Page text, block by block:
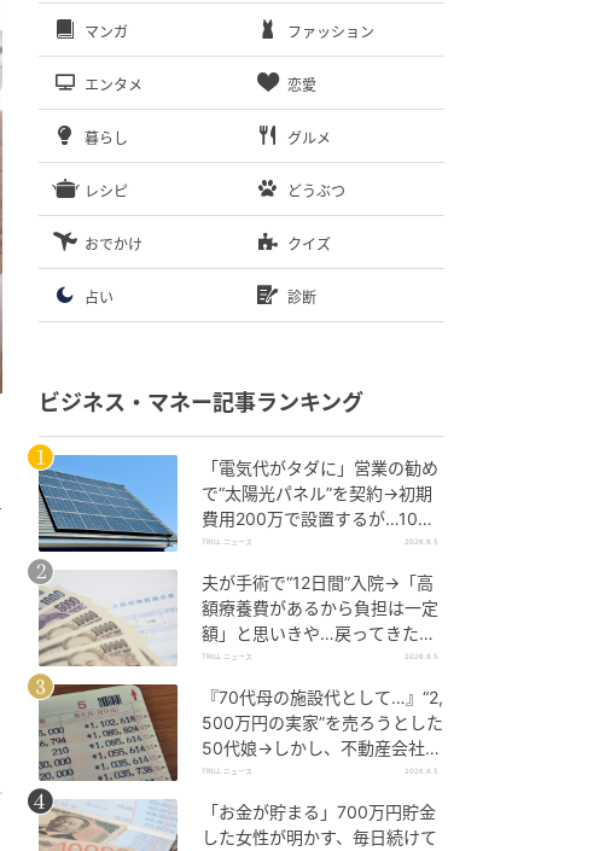
マンガ ファッション
エンタメ 恋愛
暮らし グルメ
レシピ どうぶつ
おでかけ クイズ
占い 診断
ビジネス・マネー記事ランキング
「電気代がタダに」営業の勧め
で“太陽光パネル”を契約→初期
費用200万で設置するが…10年
後、60代夫婦に届いた“2通の通
TRILL ニュース 2026.8.5
夫が手術で“12日間”入院→「高
額療養費があるから負担は一定
額」と思いきや…戻ってきた金
額を見て60代妻が“絶句したワ
TRILL ニュース 2026.8.5
『70代母の施設代として…』“2,
500万円の実家”を売ろうとした
50代娘→しかし、不動産会社か
ら告げられた“思わぬ一言”に絶
TRILL ニュース 2026.8.5
「お金が貯まる」700万円貯金
した女性が明かす、毎日続けて